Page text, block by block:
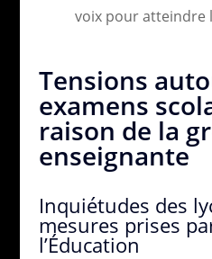
voix pour atteindre
Tensions
examens
raison de la
enseignante
Inquiétudes des
mesures prises
l’Éducation